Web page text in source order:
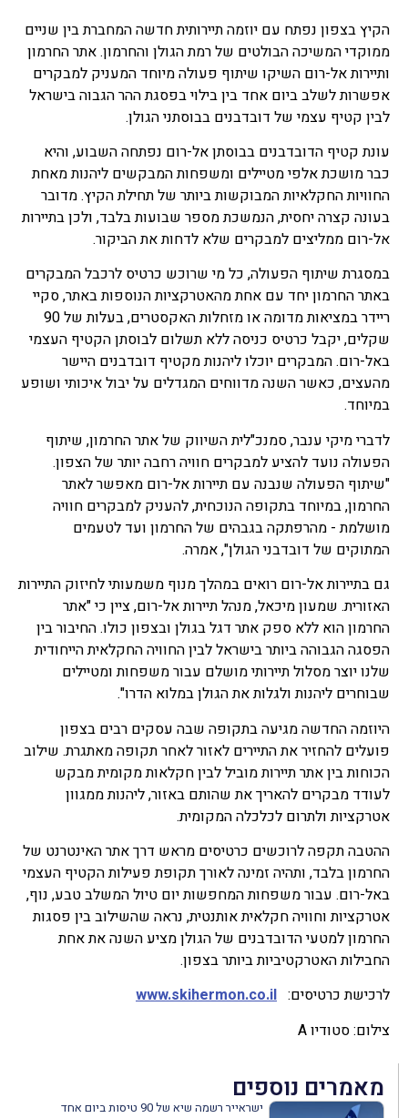
הקיץ בצפון נפתח עם יוזמה תיירותית חדשה המחברת בין שניים
ממוקדי המשיכה הבולטים של רמת הגולן והחרמון. אתר החרמון
ותיירות אל-רום השיקו שיתוף פעולה מיוחד המעניק למבקרים
אפשרות לשלב ביום אחד בין בילוי בפסגת ההר הגבוה בישראל
לבין קטיף עצמי של דובדבנים בבוסתני הגולן.
עונת קטיף הדובדבנים בבוסתן אל-רום נפתחה השבוע, והיא
כבר מושכת אלפי מטיילים ומשפחות המבקשים ליהנות מאחת
החוויות החקלאיות המבוקשות ביותר של תחילת הקיץ. מדובר
בעונה קצרה יחסית, הנמשכת מספר שבועות בלבד, ולכן בתיירות
אל-רום ממליצים למבקרים שלא לדחות את הביקור.
במסגרת שיתוף הפעולה, כל מי שרוכש כרטיס לרכבל המבקרים
באתר החרמון יחד עם אחת מהאטרקציות הנוספות באתר, סקיי
ריידר במציאות מדומה או מזחלות האקסטרים, בעלות של 90
שקלים, יקבל כרטיס כניסה ללא תשלום לבוסתן הקטיף העצמי
באל-רום. המבקרים יוכלו ליהנות מקטיף דובדבנים היישר
מהעצים, כאשר השנה מדווחים המגדלים על יבול איכותי ושופע
במיוחד.
לדברי מיקי ענבר, סמנכ"לית השיווק של אתר החרמון, שיתוף
הפעולה נועד להציע למבקרים חוויה רחבה יותר של הצפון.
"שיתוף הפעולה שנבנה עם תיירות אל-רום מאפשר לאתר
החרמון, במיוחד בתקופה הנוכחית, להעניק למבקרים חוויה
מושלמת - מהרפתקה בגבהים של החרמון ועד לטעמים
המתוקים של דובדבני הגולן", אמרה.
גם בתיירות אל-רום רואים במהלך מנוף משמעותי לחיזוק התיירות
האזורית. שמעון מיכאל, מנהל תיירות אל-רום, ציין כי "אתר
החרמון הוא ללא ספק אתר דגל בגולן ובצפון כולו. החיבור בין
הפסגה הגבוהה ביותר בישראל לבין החוויה החקלאית הייחודית
שלנו יוצר מסלול תיירותי מושלם עבור משפחות ומטיילים
שבוחרים ליהנות ולגלות את הגולן במלוא הדרו".
היוזמה החדשה מגיעה בתקופה שבה עסקים רבים בצפון
פועלים להחזיר את התיירים לאזור לאחר תקופה מאתגרת. שילוב
הכוחות בין אתר תיירות מוביל לבין חקלאות מקומית מבקש
לעודד מבקרים להאריך את שהותם באזור, ליהנות ממגוון
אטרקציות ולתרום לכלכלה המקומית.
ההטבה תקפה לרוכשים כרטיסים מראש דרך אתר האינטרנט של
החרמון בלבד, ותהיה זמינה לאורך תקופת פעילות הקטיף העצמי
באל-רום. עבור משפחות המחפשות יום טיול המשלב טבע, נוף,
אטרקציות וחוויה חקלאית אותנטית, נראה שהשילוב בין פסגות
החרמון למטעי הדובדבנים של הגולן מציע השנה את אחת
החבילות האטרקטיביות ביותר בצפון.
לרכישת כרטיסים: www.skihermon.co.il
צילום: סטודיו A
מאמרים נוספים
ישראייר רשמה שיא של 90 טיסות ביום אחד